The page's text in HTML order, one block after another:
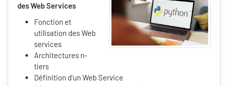
des Web Services
Fonction et
utilisation des Web
services
Architectures n-
tiers
Définition d'un Web Service